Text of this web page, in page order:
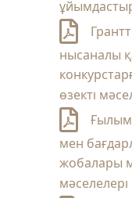
нысаналы
өзекті
мен
жобалары
мәселелері